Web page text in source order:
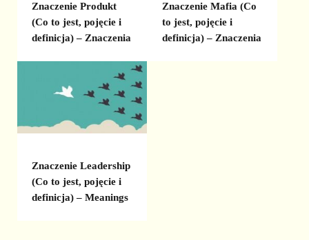
Znaczenie Produkt
(Co to jest, pojęcie i
definicja) – Znaczenia
Znaczenie Mafia (Co
to jest, pojęcie i
definicja) – Znaczenia
Znaczenie Leadership
(Co to jest, pojęcie i
definicja) – Meanings